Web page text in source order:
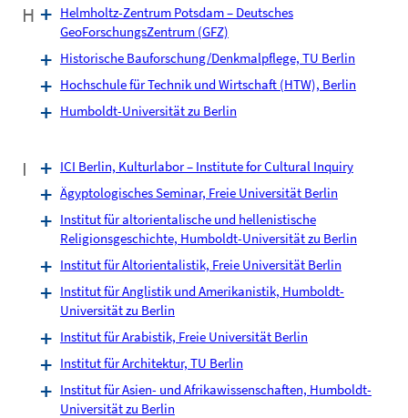
H
Helmholtz-Zentrum Potsdam – Deutsches
GeoForschungsZentrum (GFZ)
Historische Bauforschung/Denkmalpflege, TU Berlin
Hochschule für Technik und Wirtschaft (HTW), Berlin
Humboldt-Universität zu Berlin
I
ICI Berlin, Kulturlabor – Institute for Cultural Inquiry
Ägyptologisches Seminar, Freie Universität Berlin
Institut für altorientalische und hellenistische
Religionsgeschichte, Humboldt-Universität zu Berlin
Institut für Altorientalistik, Freie Universität Berlin
Institut für Anglistik und Amerikanistik, Humboldt-
Universität zu Berlin
Institut für Arabistik, Freie Universität Berlin
Institut für Architektur, TU Berlin
Institut für Asien- und Afrikawissenschaften, Humboldt-
Universität zu Berlin